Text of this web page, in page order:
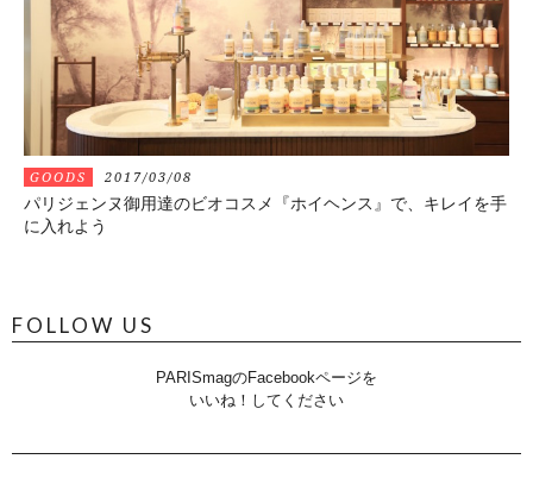
GOODS 2017/03/08
パリジェンヌ御用達のビオコスメ『ホイヘンス』で、キレイを手
に入れよう
FOLLOW US
PARISmagのFacebookページを
いいね！してください